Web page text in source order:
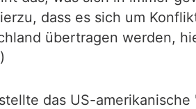
dass es sich um
übertragen werden,
das US-